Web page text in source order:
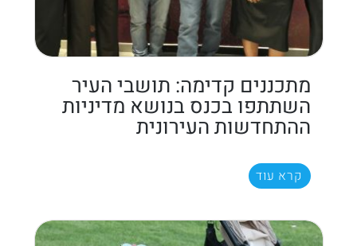
מתכננים קדימה: תושבי העיר
השתתפו בכנס בנושא מדיניות
ההתחדשות העירונית
קרא עוד